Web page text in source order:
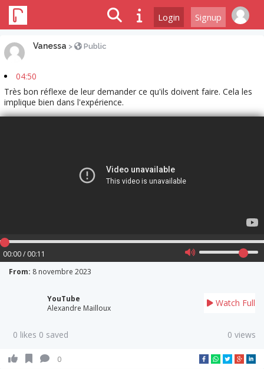
Login Signup
Vanessa > Public
04:50
Très bon réflexe de leur demander ce qu'ils doivent faire. Cela les
implique bien dans l'expérience.
00:00 / 00:11
From: 8 novembre 2023
YouTube
Alexandre Mailloux
Watch Full
0 likes 0 saved 0 views
0